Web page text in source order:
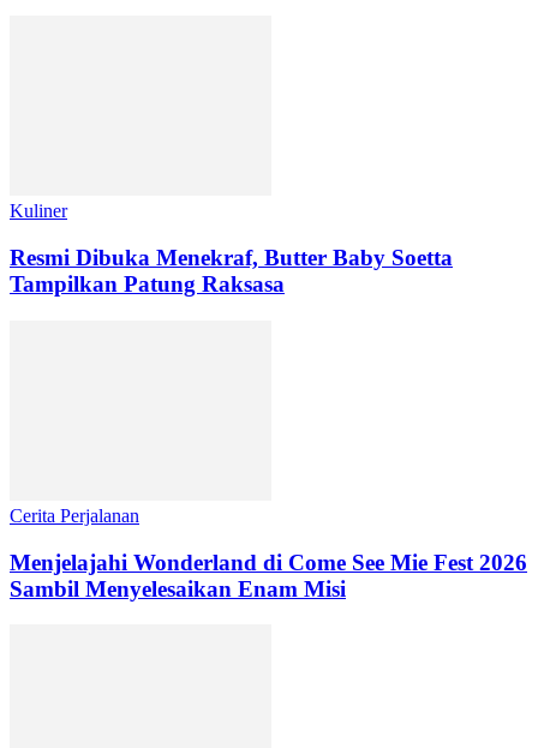
Kuliner
Resmi Dibuka Menekraf, Butter Baby Soetta
Tampilkan Patung Raksasa
Cerita Perjalanan
Menjelajahi Wonderland di Come See Mie Fest 2026
Sambil Menyelesaikan Enam Misi